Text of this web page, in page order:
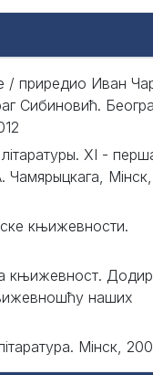
/ приредио Иван
Сибиновић.
XI -
Чамярыцкага, Miнск,
књижевности.
књижевност.
наших
Мінск,